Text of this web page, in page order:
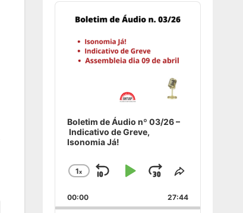
Audio
Player
Boletim de Áudio nº 03/26 –
Indicativo de Greve,
Isonomia Já!
Change
Rate
1x
Skip
Backward
Play
Pause
Jump
Forward
Share
Episode
00:00 27:44